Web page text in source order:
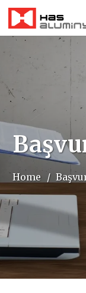
Home /